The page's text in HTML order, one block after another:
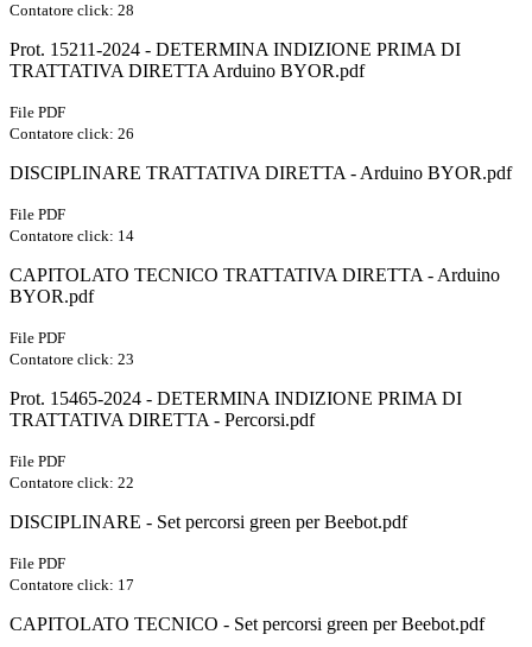
Contatore click: 28
Prot. 15211-2024 - DETERMINA INDIZIONE PRIMA DI
TRATTATIVA DIRETTA Arduino BYOR.pdf
File PDF
Contatore click: 26
DISCIPLINARE TRATTATIVA DIRETTA - Arduino BYOR.pdf
File PDF
Contatore click: 14
CAPITOLATO TECNICO TRATTATIVA DIRETTA - Arduino
BYOR.pdf
File PDF
Contatore click: 23
Prot. 15465-2024 - DETERMINA INDIZIONE PRIMA DI
TRATTATIVA DIRETTA - Percorsi.pdf
File PDF
Contatore click: 22
DISCIPLINARE - Set percorsi green per Beebot.pdf
File PDF
Contatore click: 17
CAPITOLATO TECNICO - Set percorsi green per Beebot.pdf